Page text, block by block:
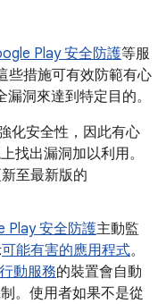
Play 安全防護等服
些措施可有效防範有心
洞來達到特定目的。
化安全性，因此有心
找出漏洞加以利用。
至最新版的
Play 安全防護主動監
可能有害的應用程式。
動服務的裝置會自動
。使用者如果不是從